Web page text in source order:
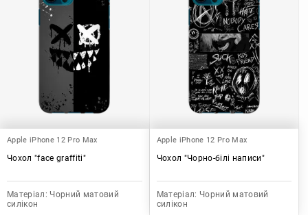
Apple iPhone 12 Pro Max
Чохол "face graffiti"
Матеріал: Чорний матовий
силікон
Apple iPhone 12 Pro Max
Чохол "Чорно-білі написи"
Матеріал: Чорний матовий
силікон